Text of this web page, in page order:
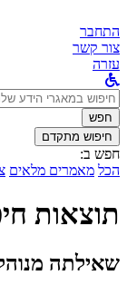
התחבר
צור קשר
עזרה
לחפש
ב:חפש
חיפוש מתקדם
חפש ב:
הכל מאמרים מלאים
תוצאות
שאילתה